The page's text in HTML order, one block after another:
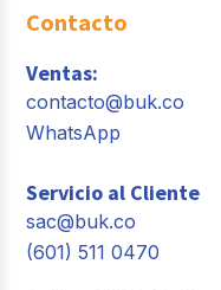
Contacto
Ventas:
contacto@buk.co
WhatsApp
Servicio al Cliente
sac@buk.co
(601) 511 0470